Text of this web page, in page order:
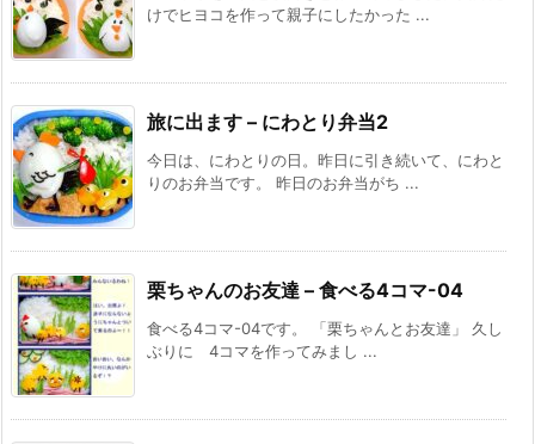
けでヒヨコを作って親子にしたかった ...
旅に出ます – にわとり弁当2
今日は、にわとりの日。昨日に引き続いて、にわと
りのお弁当です。 昨日のお弁当がち ...
栗ちゃんのお友達 – 食べる4コマ-04
食べる4コマ-04です。 「栗ちゃんとお友達」 久し
ぶりに 4コマを作ってみまし ...